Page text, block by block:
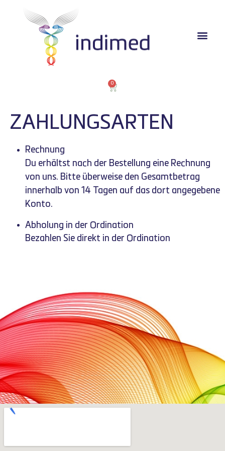
0
ZAHLUNGSARTEN
Rechnung
Du erhältst nach der Bestellung eine Rechnung
von uns. Bitte überweise den Gesamtbetrag
innerhalb von 14 Tagen auf das dort angegebene
Konto.
Abholung in der Ordination
Bezahlen Sie direkt in der Ordination